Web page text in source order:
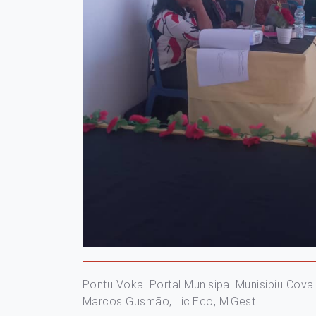
Pontu Vokal Portal Munisipal Munisipiu
Marcos Gusmão, Lic.Eco, M.Gest